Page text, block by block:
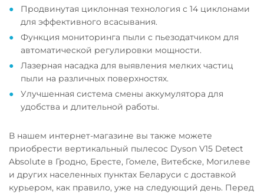
Продвинутая циклонная технология с 14 циклонами
для эффективного всасывания.
Функция мониторинга пыли с пьезодатчиком для
автоматической регулировки мощности.
Лазерная насадка для выявления мелких частиц
пыли на различных поверхностях.
Улучшенная система смены аккумулятора для
удобства и длительной работы.
В нашем интернет-магазине вы также можете
приобрести вертикальный пылесос Dyson V15 Detect
Absolute в Гродно, Бресте, Гомеле, Витебске, Могилеве
и других населенных пунктах Беларуси с доставкой
курьером, как правило, уже на следующий день. Перед